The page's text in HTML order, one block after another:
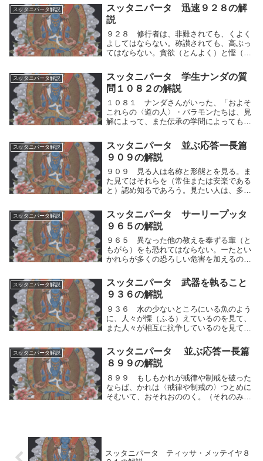
スッタニパータ解説
スッタニパータ 迅速９２８の解
説
９２８ 修行者は、非難されても、くよく
よしてはならない。称讃されても、高ぶっ
てはならない。貪欲（とんよく）と慳（も
行者は、非難されても、自らの人間的思考
の運動（快⇔不快）である心の動揺（不
快）を制し、く...
スッタニパータ解説
スッタニパータ 学生ナンダの質
問１０８２の解説
１０８１ ナンダさんがいった、「およそ
これらの〈道の人〉・バラモンたちは、見
解によって、また伝承の学問によっても清
ことによっても清浄になれると言います。
（そのほか）種々のしかたで清浄になれる
とも言います...
スッタニパータ解説
スッタニパータ 並ぶ応答ー長篇
９０９の解説
９０９ 見る人は名称と形態とを見る。ま
た見てはそれらを（常住または安楽である
と）認め知るであろう。見たい人は、多か
らよいだろう。真理に達した人々は、それ
（を見ること）によって清浄になるとは説
かないからで...
スッタニパータ解説
スッタニパータ サーリープッタ
９６５の解説
９６５ 異なった他の教えを奉ずる輩（と
もがら）をも恐れてはならない。ーたとい
かれらが多くの恐ろしい危害を加えるのを
危難にうち勝て。異なった他の教えを奉ず
る輩（ともがら）をも恐れてはならない。
自らの人間的...
スッタニパータ解説
スッタニパータ 武器を執ること
９３６の解説
９３６ 水の少ないところにいる魚のよう
に、人々が慄（ふる）えているのを見て、
また人々が相互に抗争しているのを見て、
ろにいる魚のように、いつ死にかわからな
い恐怖に人々が慄（ふる）えているのを見
て、また人々...
スッタニパータ解説
スッタニパータ 並ぶ応答ー長篇
８９９の解説
８９９ もしもかれが戒律や制戒を破った
ならば、かれは〈戒律や制戒の〉つとめに
そむいて、おそれおののく。（それのみな
スッタニパータ ティッサ・メッテイヤ８